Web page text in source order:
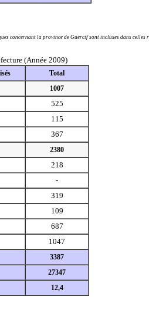
concernant la province de Guercif sont incluses dans celles
(Année 2009)
Total
1007
525
115
367
2380
218
-
319
109
687
1047
3387
27347
12,4